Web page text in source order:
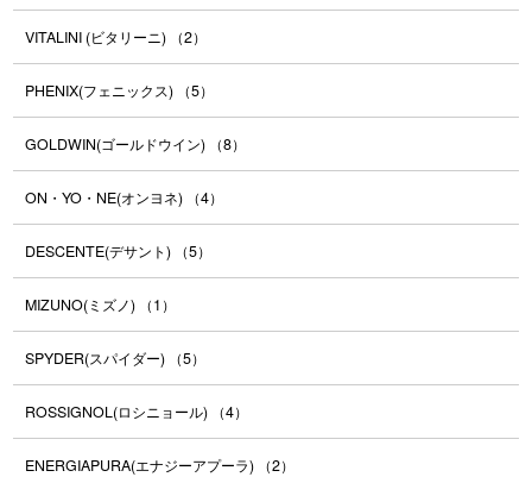
VITALINI (ビタリーニ) （2）
PHENIX(フェニックス) （5）
GOLDWIN(ゴールドウイン) （8）
ON・YO・NE(オンヨネ) （4）
DESCENTE(デサント) （5）
MIZUNO(ミズノ) （1）
SPYDER(スパイダー) （5）
ROSSIGNOL(ロシニョール) （4）
ENERGIAPURA(エナジーアプーラ) （2）